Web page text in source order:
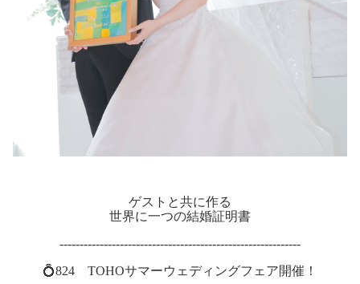
ゲストと共に作る
世界に一つの結婚証明書
------------------------------------------------------------
💍824 TOHOサマーウェディングフェア開催！